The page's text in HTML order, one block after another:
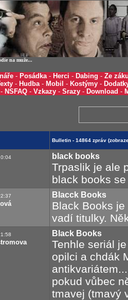
na muže...
- Posádka- Herci - Dabing - Ze
- Hudba- Mobil - Kostýmy -
- NSFAQ - Vzkazy - Srazy - Download -
Bulletin - 14864 zpráv
black books
Trpaslik je ale
black books
Blacck Books
Black Books
vadí titulky.
Black Books
Tenhle seriál
opilci a chdák
pokud vůbec
tmavej (tmavý